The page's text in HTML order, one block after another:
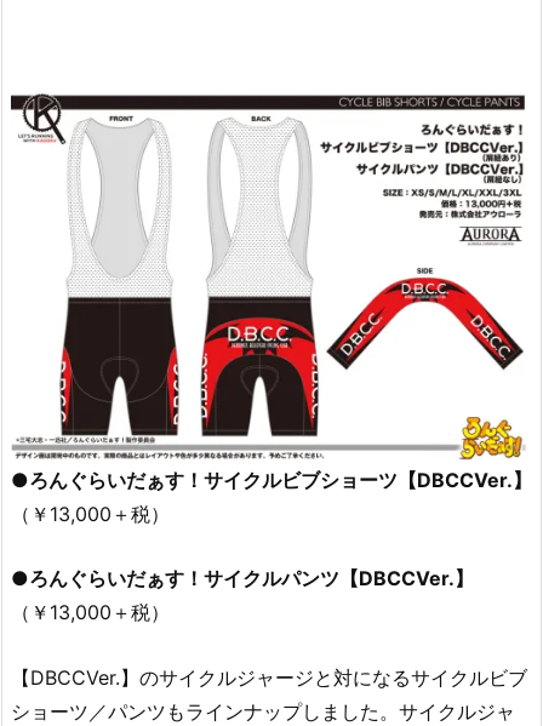
●ろんぐらいだぁす！サイクルビブショーツ【DBCCVer.】
（￥13,000＋税）
●ろんぐらいだぁす！サイクルパンツ【DBCCVer.】
（￥13,000＋税）
【DBCCVer.】のサイクルジャージと対になるサイクルビブ
ショーツ／パンツもラインナップしました。サイクルジャ